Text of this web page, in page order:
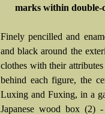
marks within double-
Finely pencilled and
and black around the
clothes with their
behind each figure, the
Luxing and Fuxing, in a
Japanese wood box (2) -